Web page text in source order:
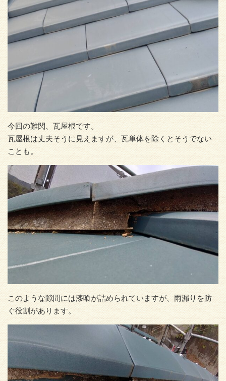
今回の難関、瓦屋根です。
瓦屋根は丈夫そうに見えますが、瓦単体を除くとそうでない
ことも。
このような隙間には漆喰が詰められていますが、雨漏りを防
ぐ役割があります。